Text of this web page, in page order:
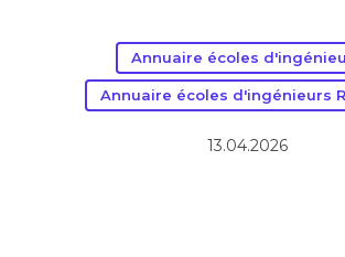
Annuaire écoles
Annuaire écoles d'ingénieurs
13.04.2026